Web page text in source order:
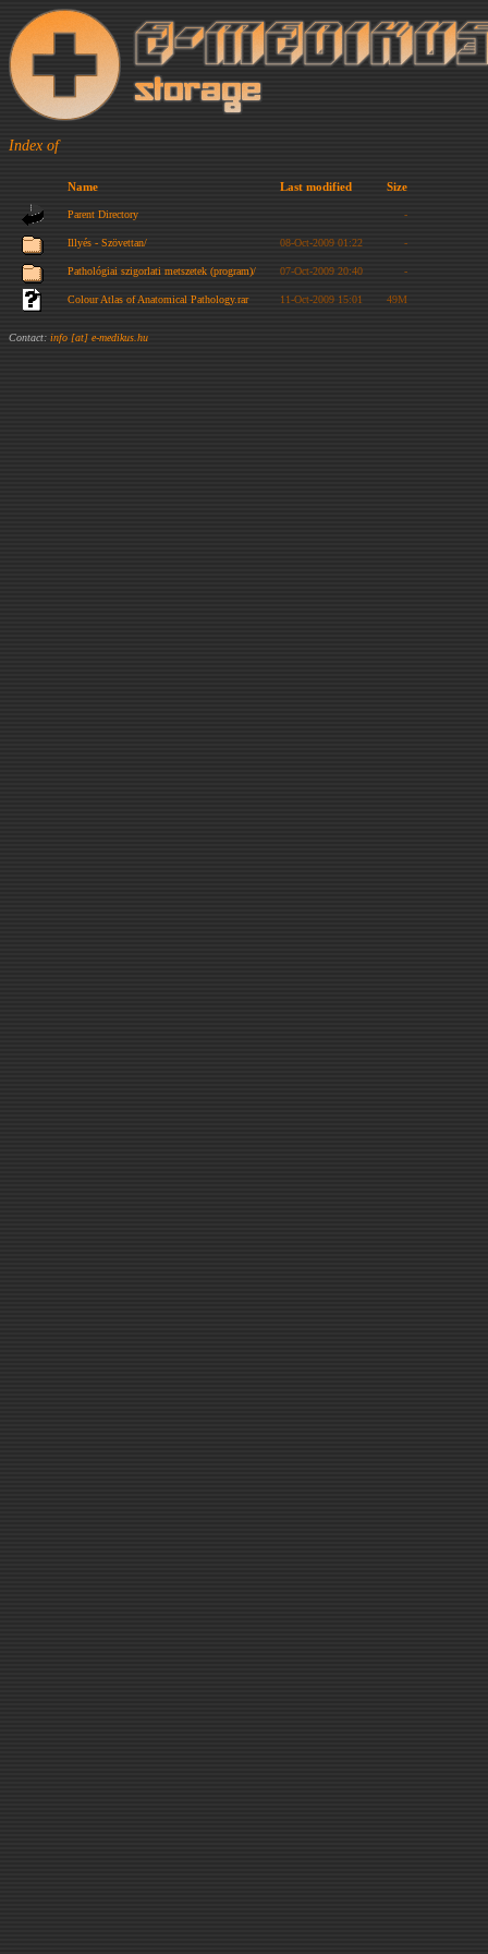
Index of
Name Last modified Size
Parent Directory -
Illyés - Szövettan/ 08-Oct-2009 01:22 -
Pathológiai szigorlati metszetek (program)/ 07-Oct-2009 20:40 -
Colour Atlas of Anatomical Pathology.rar 11-Oct-2009 15:01 49M
Contact: info [at] e-medikus.hu